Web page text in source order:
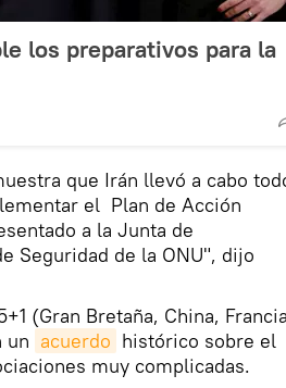
los preparativos para la
que Irán llevó a cabo
el Plan de Acción
a la Junta de
Seguridad de la ONU", dijo
(Gran Bretaña, China,
un acuerdo histórico sobre el
muy complicadas.